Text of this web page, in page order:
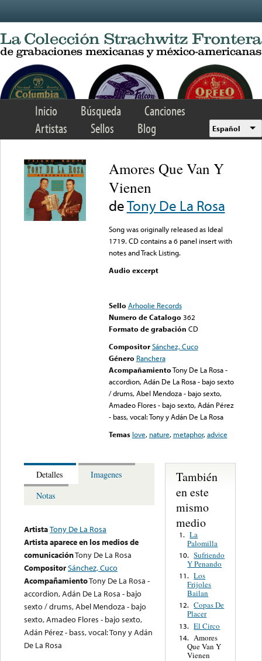
Inicio Búsqueda
Canciones
Artistas
Sellos Blog Español
Amores Que Van Y
Vienen
deTony De La Rosa
Song was originally released as Ideal
1719. CD contains a 6 panel insert with
notes and Track Listing.
Audio excerpt
Sello Arhoolie Records
Numero de Catalogo 362
Formato de grabación CD
Compositor Sánchez, Cuco
Género Ranchera
AcompañamientoTony De La Rosa -
accordion, Adán De La Rosa - bajo sexto
/ drums, Abel Mendoza - bajo sexto,
Amadeo Flores - bajo sexto, Adán Pérez
- bass, vocal: Tony y Adán De La Rosa
Temas love, nature, metaphor,advice
Detalles
Imagenes
Notas
ArtistaTony De La Rosa
Artista aparece en los medios de
comunicaciónTony De La Rosa
CompositorSánchez, Cuco
AcompañamientoTony De La Rosa -
accordion, Adán De La Rosa - bajo
sexto / drums, Abel Mendoza - bajo
sexto, Amadeo Flores - bajo sexto,
Adán Pérez - bass, vocal: Tony y Adán
De La Rosa
También
en este
mismo
medio
1. La
Palomilla
10. Sufriendo
Y Penando
11. Los
Frijoles
Bailan
12. Copas De
Placer
13. El Circo
14. Amores
Que Van Y
Vienen